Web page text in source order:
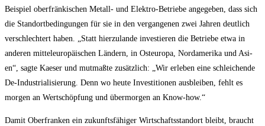
Bei­spiel ober­frän­ki­schen Metall- und Elek­tro-Betrie­be ange­ge­ben, dass sich
die Stand­ort­be­din­gun­gen für sie in den ver­gan­ge­nen zwei Jah­ren deut­lich
ver­schlech­tert haben. „Statt hier­zu­lan­de inves­tie­ren die Betrie­be etwa in
ande­ren mit­tel­eu­ro­päi­schen Län­dern, in Ost­eu­ro­pa, Nord­ame­ri­ka und Asi­
en“, sag­te Kae­ser und mut­maß­te zusätz­lich: „Wir erle­ben eine schlei­chen­de
De-Indus­tria­li­sie­rung. Denn wo heu­te Inves­ti­tio­nen aus­blei­ben, fehlt es
mor­gen an Wert­schöp­fung und über­mor­gen an Know-how.“
Damit Ober­fran­ken ein zukunfts­fä­hi­ger Wirt­schafts­stand­ort bleibt, braucht